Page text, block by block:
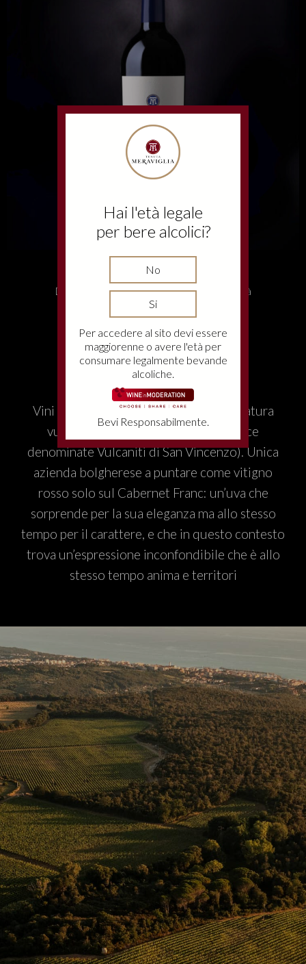
VIGNA PIANALI
Da singola parcella, eleganza e complessità
Vini unici, espressione di un suolo di natura
vulcanica ( il suolo qui è ricco di rocce
denominate Vulcaniti di San Vincenzo). Unica
azienda bolgherese a puntare come vitigno
rosso solo sul Cabernet Franc: un’uva che
sorprende per la sua eleganza ma allo stesso
tempo per il carattere, e che in questo contesto
trova un’espressione inconfondibile che è allo
stesso tempo anima e territori
Hai l'età legale
per bere alcolici?
Per accedere al sito devi essere
maggiorenne o avere l'età per
consumare legalmente bevande
alcoliche.
Bevi Responsabilmente.
No
Si